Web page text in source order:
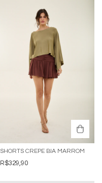
SHORTS CREPE BIA MARROM
R$329,90